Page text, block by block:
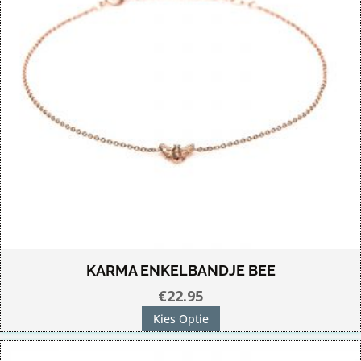
KARMA ENKELBANDJE BEE
€22.95
Kies Optie
product